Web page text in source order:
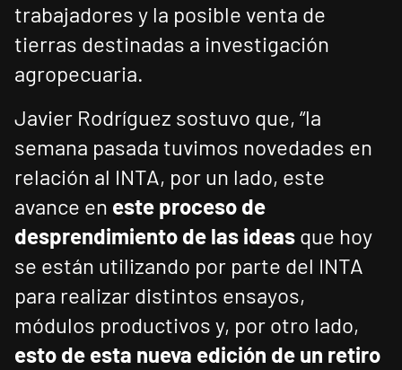
trabajadores y la posible venta de
tierras destinadas a investigación
agropecuaria.
Javier Rodríguez sostuvo que, “la
semana pasada tuvimos novedades en
relación al INTA, por un lado, este
avance en este proceso de
desprendimiento de las ideas que hoy
se están utilizando por parte del INTA
para realizar distintos ensayos,
módulos productivos y, por otro lado,
esto de esta nueva edición de un retiro